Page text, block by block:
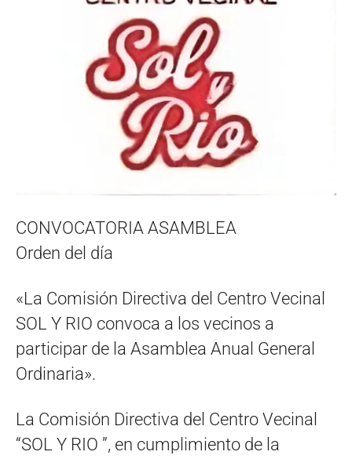
CONVOCATORIA ASAMBLEA
Orden del día
«La Comisión Directiva del Centro Vecinal
SOL Y RIO convoca a los vecinos a
participar de la Asamblea Anual General
Ordinaria».
La Comisión Directiva del Centro Vecinal
“SOL Y RIO ”, en cumplimiento de la